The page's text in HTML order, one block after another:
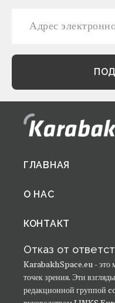
Footer
menu
ГЛАВНАЯ
О НАС
КОНТАКТ
Отказ от
KarabakhSpace.eu - это
точек зрения. Эти
редакционной группой